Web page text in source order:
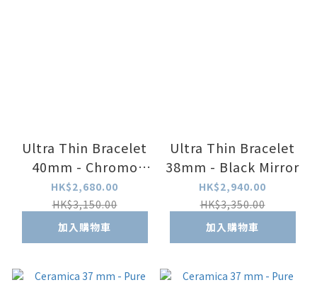
Ultra Thin Bracelet
40mm - Chromo
Sync
HK$2,680.00
HK$3,150.00
加入購物車
Ultra Thin Bracelet
38mm - Black Mirror
HK$2,940.00
HK$3,350.00
加入購物車